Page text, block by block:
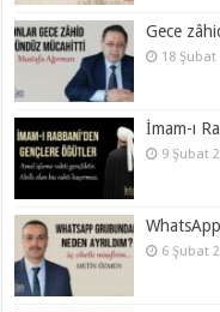
Gece
18 Şubat
İmam-ı
9 Şubat
6 Şubat